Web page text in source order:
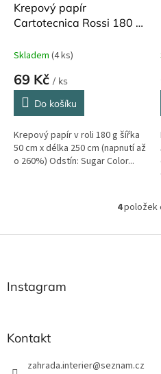
Krepový papír
Cartotecnica Rossi 180 g
606
Skladem (4 ks)
69 Kč / ks
Do košíku
Krepový papír v roli 180 g šířka
50 cm x délka 250 cm (napnutí až
o 260%) Odstín: Sugar Color...
l
4položek
Z
Instagram
Kontakt
zahrada.interier@seznam.cz